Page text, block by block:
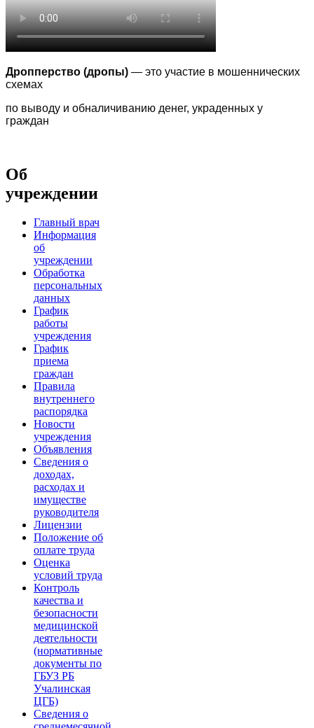
Дропперство (дропы) — это участие в мошеннических
схемах
по выводу и обналичиванию денег, украденных у
граждан
Об
учреждении
Главный врач
Информация
об
учреждении
Обработка
персональных
данных
График
работы
учреждения
График
приема
граждан
Правила
внутреннего
распорядка
Новости
учреждения
Объявления
Сведения о
доходах,
расходах и
имуществе
руководителя
Лицензии
Положение об
оплате труда
Оценка
условий труда
Контроль
качества и
безопасности
медицинской
деятельности
(нормативные
документы по
ГБУЗ РБ
Учалинская
ЦГБ)
Сведения о